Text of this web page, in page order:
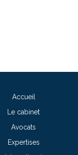
Accueil
Le cabinet
Avocats
Expertises